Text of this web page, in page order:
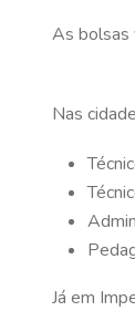
As bolsas
Nas
Já em